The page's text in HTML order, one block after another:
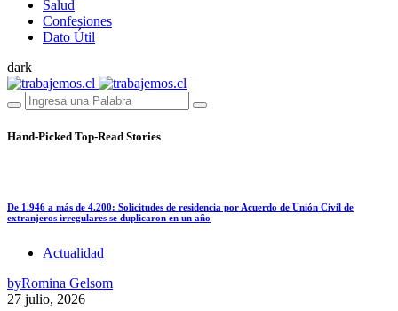
Salud
Confesiones
Dato Útil
dark
Hand-Picked Top-Read Stories
De 1.946 a más de 4.200: Solicitudes de residencia por Acuerdo de Unión Civil de
extranjeros irregulares se duplicaron en un año
Actualidad
byRomina Gelsom
27 julio, 2026